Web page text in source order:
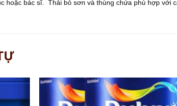
hoặc bác sĩ. Thải bỏ sơn và thùng chứa phù hợp với